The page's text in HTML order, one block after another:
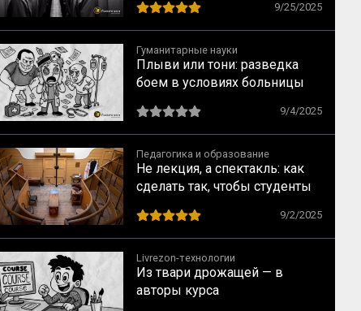
сообщества
9/25/2025
Гуманитарные науки
Плыви или тони: разведка
боем в условиях больницы
9/4/2025
Педагогика и образование
Не лекция, а спектакль: как
сделать так, чтобы студенты
9/2/2025
Livrezon-технологии
Из твари дрожащей — в
авторы курса